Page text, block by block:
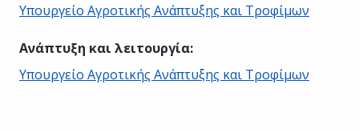
Υπουργείο Αγροτικής Ανάπτυξης και Τροφίμων
Ανάπτυξη και λειτουργία:
Υπουργείο Αγροτικής Ανάπτυξης και Τροφίμων